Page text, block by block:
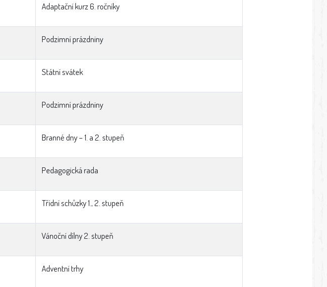
Adaptační kurz 6. ročníky
Podzimní prázdniny
Státní svátek
Podzimní prázdniny
Branné dny – 1. a 2. stupeň
Pedagogická rada
Třídní schůzky 1., 2. stupeň
Vánoční dílny 2. stupeň
Adventní trhy